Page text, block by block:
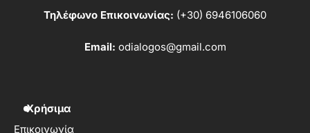
Τηλέφωνο Επικοινωνίας: (+30) 6946106060
Email: odialogos@gmail.com
Χρήσιμα
Επικοινωνία